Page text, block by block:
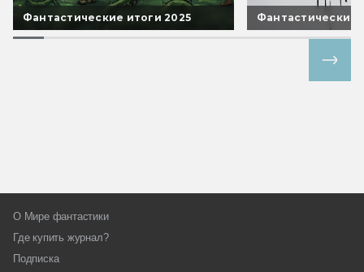
Фантастические итоги 2025 Фантастические
О Мире фантастики
Где купить журнал?
Подписка